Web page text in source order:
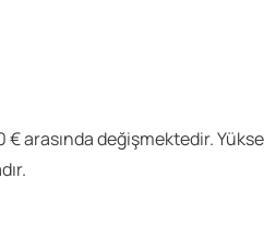
€ arasında değişmektedir.